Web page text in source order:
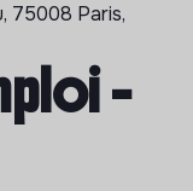
75008 Paris,
-